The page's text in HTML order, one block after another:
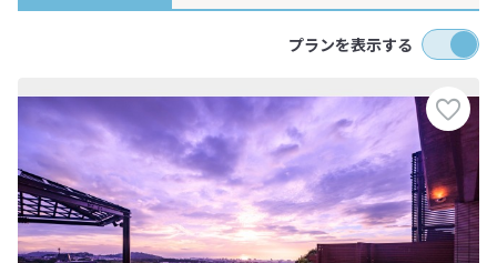
プランを表示する